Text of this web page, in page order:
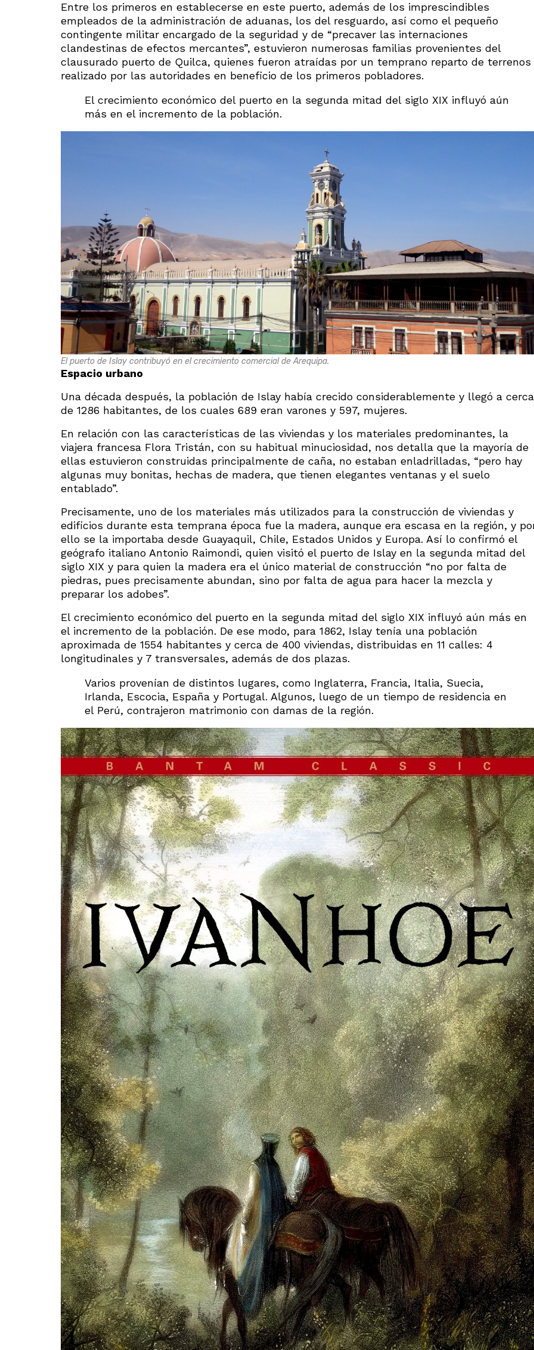
Entre los primeros en establecerse en este puerto, además de los imprescindibles
empleados de la administración de aduanas, los del resguardo, así como el pequeño
contingente militar encargado de la seguridad y de “precaver las internaciones
clandestinas de efectos mercantes”, estuvieron numerosas familias provenientes del
clausurado puerto de Quilca, quienes fueron atraídas por un temprano reparto de terrenos
realizado por las autoridades en beneficio de los primeros pobladores.
El crecimiento económico del puerto en la segunda mitad del siglo XIX influyó aún
más en el incremento de la población.
El puerto de Islay contribuyó en el crecimiento comercial de Arequipa.
Espacio urbano
Una década después, la población de Islay había crecido considerablemente y llegó a cerca
de 1286 habitantes, de los cuales 689 eran varones y 597, mujeres.
En relación con las características de las viviendas y los materiales predominantes, la
viajera francesa Flora Tristán, con su habitual minuciosidad, nos detalla que la mayoría de
ellas estuvieron construidas principalmente de caña, no estaban enladrilladas, “pero hay
algunas muy bonitas, hechas de madera, que tienen elegantes ventanas y el suelo
entablado”.
Precisamente, uno de los materiales más utilizados para la construcción de viviendas y
edificios durante esta temprana época fue la madera, aunque era escasa en la región, y
ello se la importaba desde Guayaquil, Chile, Estados Unidos y Europa. Así lo confirmó el
geógrafo italiano Antonio Raimondi, quien visitó el puerto de Islay en la segunda mitad del
siglo XIX y para quien la madera era el único material de construcción “no por falta de
piedras, pues precisamente abundan, sino por falta de agua para hacer la mezcla y
preparar los adobes”.
El crecimiento económico del puerto en la segunda mitad del siglo XIX influyó aún más en
el incremento de la población. De ese modo, para 1862, Islay tenía una población
aproximada de 1554 habitantes y cerca de 400 viviendas, distribuidas en 11 calles: 4
longitudinales y 7 transversales, además de dos plazas.
Varios provenían de distintos lugares, como Inglaterra, Francia, Italia, Suecia,
Irlanda, Escocia, España y Portugal. Algunos, luego de un tiempo de residencia en
el Perú, contrajeron matrimonio con damas de la región.